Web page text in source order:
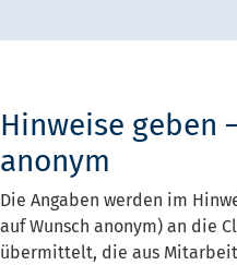
Hinweise geben
anonym
Die Angaben werden im
auf Wunsch anonym) an die
übermittelt, die aus